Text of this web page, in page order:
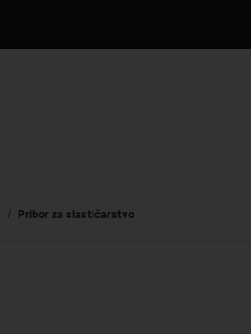
Pribor za slastičarstvo